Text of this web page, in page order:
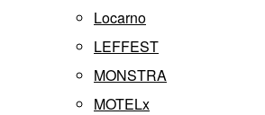
Locarno
LEFFEST
MONSTRA
MOTELx